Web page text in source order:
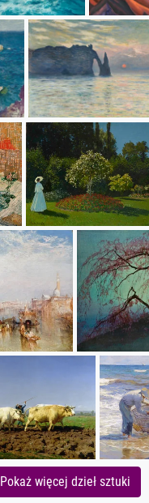
Pokaż więcej dzieł sztuki